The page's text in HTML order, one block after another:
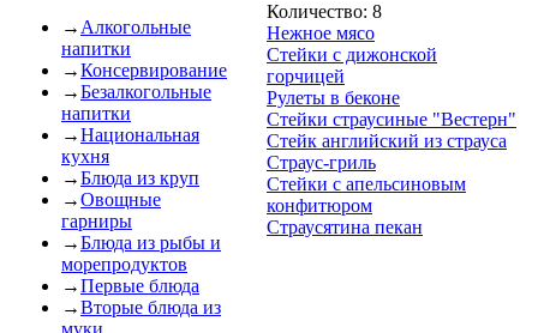
→ Алкогольные
напитки
→Консервирование
→Безалкогольные
напитки
→Национальная
кухня
→Блюда из круп
→Овощные
гарниры
→Блюда из рыбы и
морепродуктов
→Первые блюда
→Вторые блюда из
муки
Количество: 8
Нежное мясо
Стейки с дижонской
горчицей
Рулеты в беконе
Стейки страусиные "Вестерн"
Стейк английский из страуса
Страус-гриль
Стейки с апельсиновым
конфитюром
Страусятина пекан